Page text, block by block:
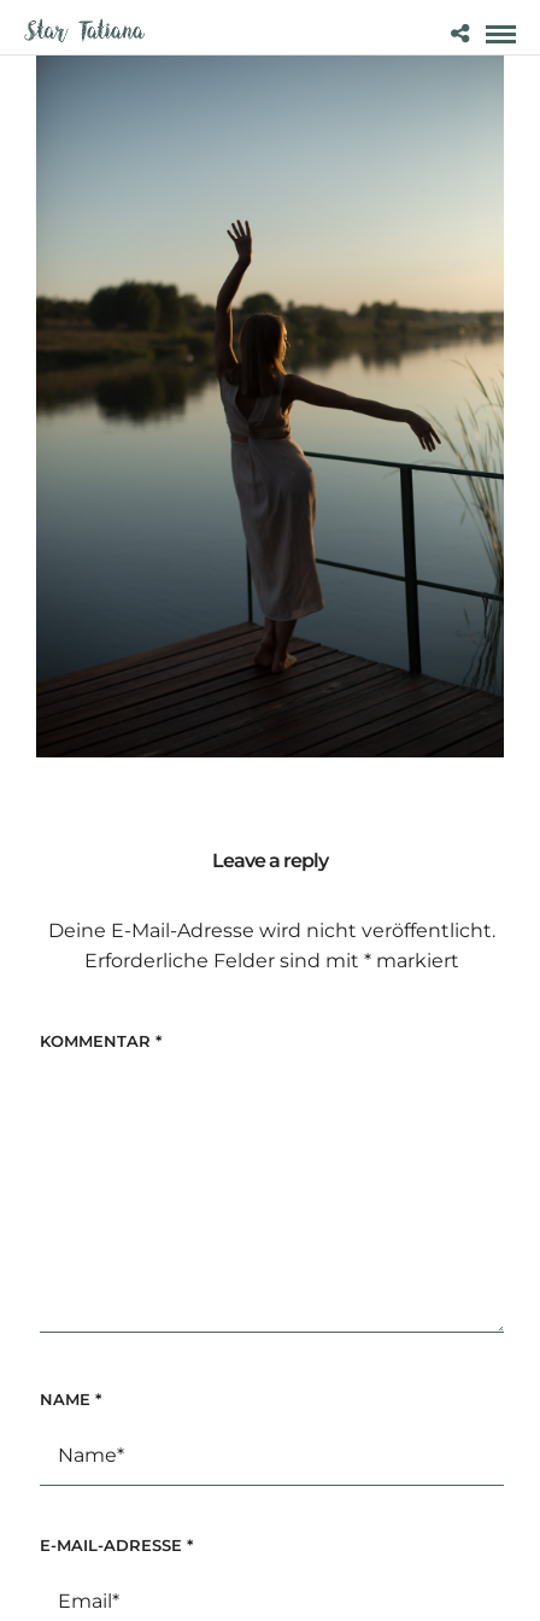
Leave a reply
Deine E-Mail-Adresse wird nicht veröffentlicht.
Erforderliche Felder sind mit *markiert
KOMMENTAR *
NAME *
E-MAIL-ADRESSE *